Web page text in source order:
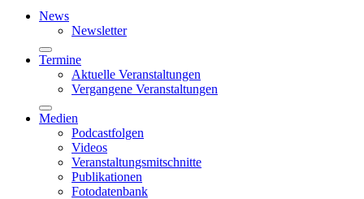
News
Newsletter
Termine
Aktuelle Veranstaltungen
Vergangene Veranstaltungen
Medien
Podcastfolgen
Videos
Veranstaltungsmitschnitte
Publikationen
Fotodatenbank